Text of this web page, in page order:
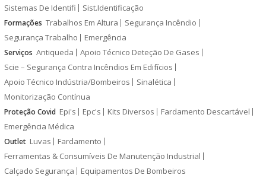
Sistemas De Identifi
Sist.Identificação
Formações Trabalhos Em Altura
Segurança Incêndio
Segurança Trabalho
Emergência
Serviços Antiqueda
Apoio Técnico Deteção De Gases
Scie – Segurança Contra Incêndios Em Edifícios
Apoio Técnico Indústria/Bombeiros
Sinalética
Monitorização Contínua
Proteção Covid Epi's Epc's Kits Diversos
Fardamento Descartável
Emergência Médica
Outlet Luvas
Fardamento
Ferramentas & Consumíveis De Manutenção Industrial
Calçado Segurança
Equipamentos De Bombeiros